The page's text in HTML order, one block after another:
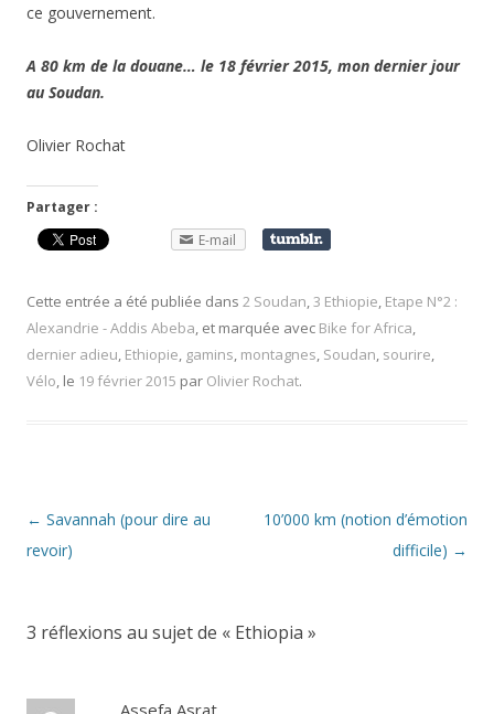
ce gouvernement.
A 80 km de la douane… le 18 février 2015, mon dernier jour
au Soudan.
Olivier Rochat
Partager :
E-mail
Cette entrée a été publiée dans 2 Soudan,3 Ethiopie, Etape N°2 :
Alexandrie - Addis Abeba, et marquée avec Bike for Africa,
dernier adieu, Ethiopie, gamins, montagnes, Soudan, sourire,
Vélo, le 19 février 2015 par Olivier Rochat.
Navigation
des
← Savannah (pour dire au
revoir)
10’000 km (notion d’émotion
difficile) →
3 réflexions au sujet de « Ethiopia »
Assefa Asrat